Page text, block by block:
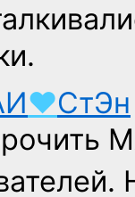
♥СтЭн